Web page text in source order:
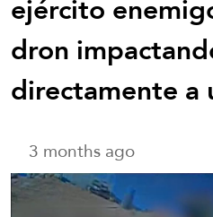
dron
directamente a
3 months ago